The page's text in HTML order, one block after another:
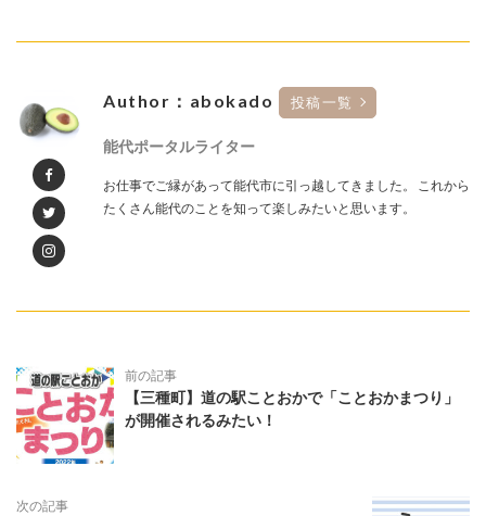
Author：abokado 投稿一覧
能代ポータルライター
お仕事でご縁があって能代市に引っ越してきました。 これから
たくさん能代のことを知って楽しみたいと思います。
前の記事
【三種町】道の駅ことおかで「ことおかまつり」
が開催されるみたい！
次の記事